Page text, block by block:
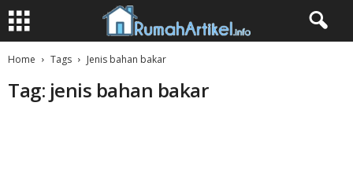
Home Tags Jenis bahan bakar
Tag: jenis bahan bakar